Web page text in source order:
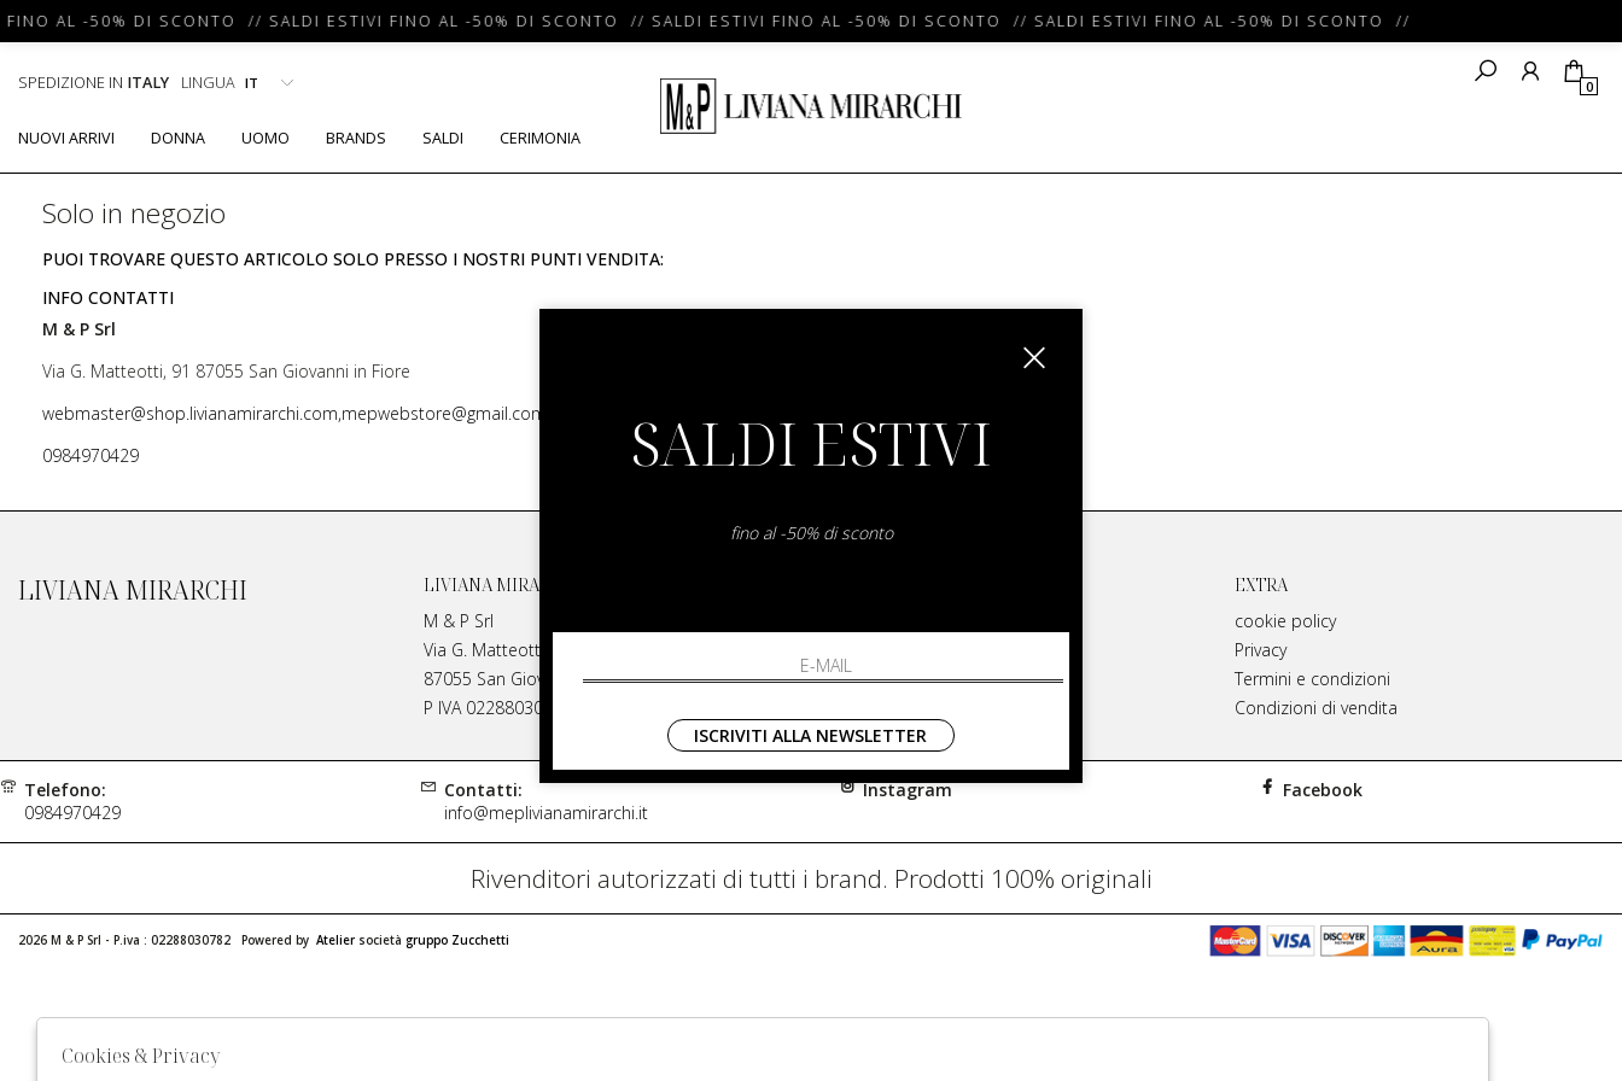
AL -50% DI SCONTO // SALDI ESTIVI FINO AL -50% DI SCONTO // SALDI ESTIVI FINO AL -50% DI SCONTO // SALDI ESTIVI FINO AL -50% DI SCONTO //
SPEDIZIONE IN ITALY LINGUA 0
NUOVI ARRIVI DONNA UOMO BRANDS SALDI CERIMONIA
Solo in negozio
PUOI TROVARE QUESTO ARTICOLO SOLO PRESSO I NOSTRI PUNTI VENDITA:
INFO CONTATTI
M & P Srl
Via G. Matteotti, 91 87055 San Giovanni in Fiore
webmaster@shop.livianamirarchi.com,mepwebstore@gmail.com
0984970429
LIVIANA MIRARCHI
LIVIANA MIRARCHI
M & P Srl
Via G. Matteotti, 91
87055 San Giovanni in Fiore Italia
P IVA 02288030782
Contatti
Spedizione
EXTRA
cookie policy
Privacy
Termini e condizioni
Condizioni di vendita
Telefono:
0984970429
Contatti:
info@meplivianamirarchi.it
Instagram Facebook
Rivenditori autorizzati di tutti i brand. Prodotti 100% originali
2026 M & P Srl - P.iva : 02288030782 Powered by Atelier società gruppo Zucchetti
SALDI ESTIVI
fino al -50% di sconto
ISCRIVITI ALLA NEWSLETTER
Cookies & Privacy